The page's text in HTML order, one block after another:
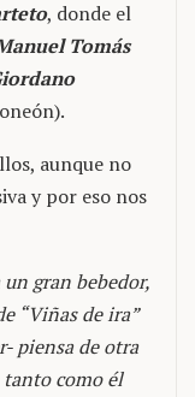
, donde el
Tomás
aunque no
y por eso nos
gran bebedor,
“Viñas de ira”
piensa de otra
tanto como él